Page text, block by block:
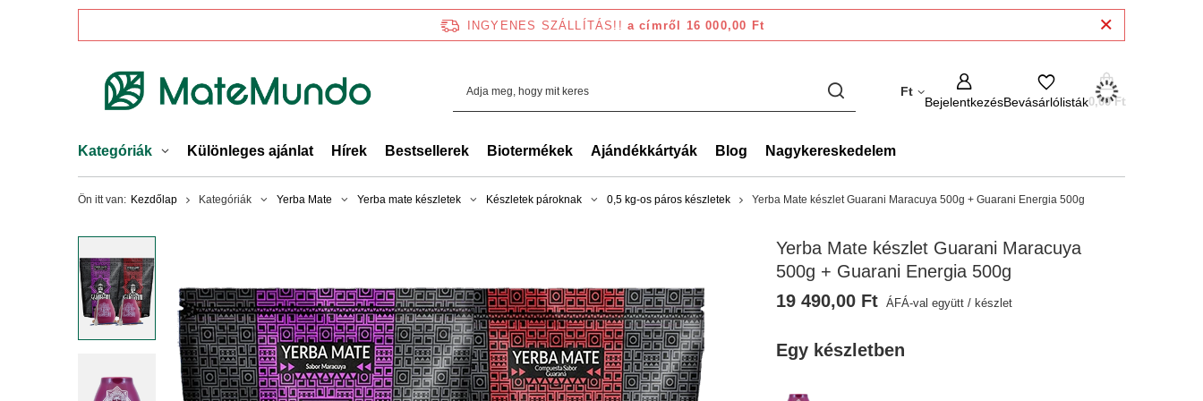
INGYENES SZÁLLÍTÁS!! a címről 16 000,00 Ft
Ft
BejelentkezésBevásárlólisták0,00 Ft
Kategóriák Különleges ajánlat Hírek Bestsellerek Biotermékek Ajándékkártyák Blog Nagykereskedelem
Ön itt van: Kezdőlap Kategóriák Yerba Mate Yerba mate készletek Készletek pároknak 0,5 kg-os páros készletek Yerba Mate készlet Guarani Maracuya 500g + Guarani Energia 500g
Yerba Mate készlet Guarani Maracuya
500g + Guarani Energia 500g
Egy készletben
19 490,00 Ft ÁFÁ-val együtt / készlet